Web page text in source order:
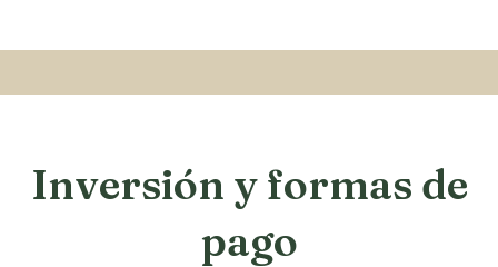
Inversión y formas de
pago